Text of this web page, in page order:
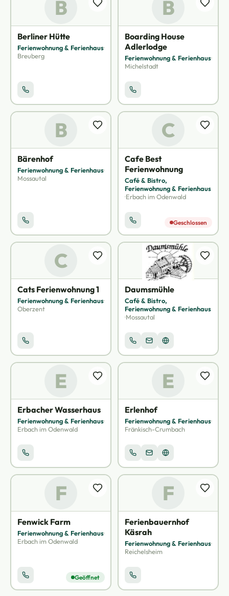
B
Berliner Hütte
Ferienwohnung & Ferienhaus·
Breuberg
B
Boarding House
Adlerlodge
Ferienwohnung & Ferienhaus·
Michelstadt
B
Bärenhof
Ferienwohnung & Ferienhaus·
Mossautal
C
Cafe Best
Ferienwohnung
Café & Bistro,
Ferienwohnung & Ferienhaus
·Erbach im Odenwald
Geschlossen
C
Cats Ferienwohnung 1
Ferienwohnung & Ferienhaus·
Oberzent
Daumsmühle
Café & Bistro,
Ferienwohnung & Ferienhaus
·Mossautal
E
Erbacher Wasserhaus
Ferienwohnung & Ferienhaus·
Erbach im Odenwald
E
Erlenhof
Ferienwohnung & Ferienhaus·
Fränkisch-Crumbach
F
Fenwick Farm
Ferienwohnung & Ferienhaus·
Erbach im Odenwald
Geöffnet
F
Ferienbauernhof
Käsrah
Ferienwohnung & Ferienhaus·
Reichelsheim